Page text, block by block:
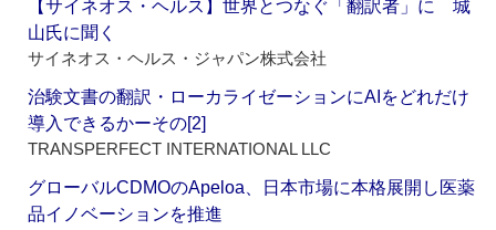
【サイネオス・ヘルス】世界とつなぐ「翻訳者」に 城
山氏に聞く
サイネオス・ヘルス・ジャパン株式会社
治験文書の翻訳・ローカライゼーションにAIをどれだけ
導入できるかーその[2]
TRANSPERFECT INTERNATIONAL LLC
グローバルCDMOのApeloa、日本市場に本格展開し医薬
品イノベーションを推進